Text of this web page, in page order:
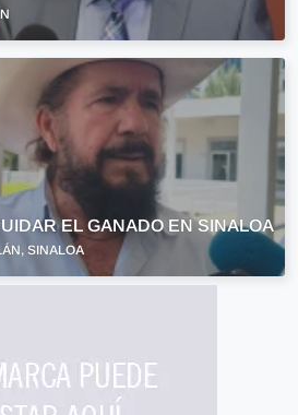
EL GANADO EN SINALOA
SINALOA